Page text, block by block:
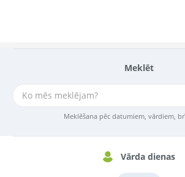
Meklēt
Meklēšana pēc datumiem, vārdiem,
Vārda dienas